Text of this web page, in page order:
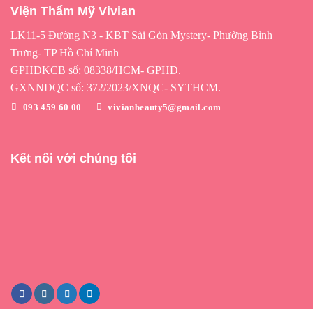
Viện Thẩm Mỹ Vivian
LK11-5 Đường N3 - KBT Sài Gòn Mystery- Phường Bình
Trưng- TP Hồ Chí Minh
GPHDKCB số: 08338/HCM- GPHD.
GXNNDQC số: 372/2023/XNQC- SYTHCM.
093 459 60 00 vivianbeauty5@gmail.com
Kết nối với chúng tôi